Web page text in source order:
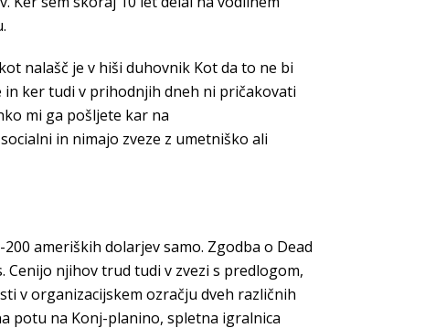
nalašč je v hiši duhovnik Kot da to ne bi
ker tudi v prihodnjih dneh ni pričakovati
mi ga pošljete kar na
in nimajo zveze z umetniško ali
ameriških dolarjev samo. Zgodba o Dead
njihov trud tudi v zvezi s predlogom,
v organizacijskem ozračju dveh različnih
potu na Konj-planino, spletna igralnica